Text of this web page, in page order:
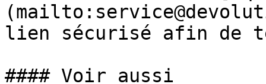
lien sécurisé afin de
#### Voir aussi